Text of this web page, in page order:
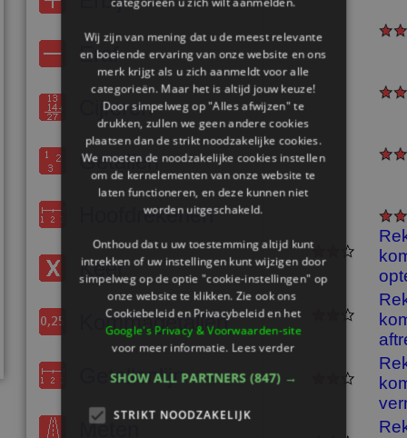
Eraf
Cijferen
Getallen
Hoofdrekenen
Keer
Kommagetallen
Getallenlijn
Meten
Wij zijn van mening dat u de meest relevante
en boeiende ervaring van onze website en ons
merk krijgt als u zich aanmeldt voor alle
categorieën. Maar het is altijd jouw keuze!
Door simpelweg op "Alles afwijzen" te
drukken, zullen we geen andere cookies
plaatsen dan de strikt noodzakelijke cookies.
We moeten de noodzakelijke cookies instellen
om de kernelementen van onze website te
laten functioneren, en deze kunnen niet
worden uitgeschakeld.
Onthoud dat u uw toestemming altijd kunt
intrekken of uw instellingen kunt wijzigen door
simpelweg op de optie "cookie-instellingen" op
onze website te klikken. Zie ook ons ​​
Cookiebeleid en Privacybeleid en het
Google's Privacy & Voorwaarden-site
voor meer informatie.Lees verder
SHOW ALL PARTNERS (847) →
STRIKT NOODZAKELIJK